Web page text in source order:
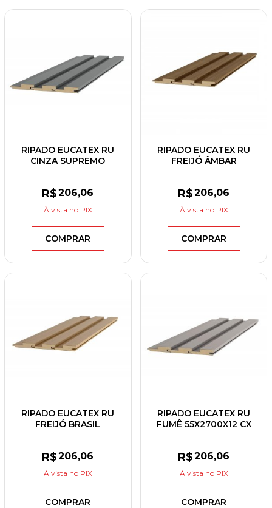
RIPADO EUCATEX RU
CINZA SUPREMO
R$206,06
À vista no PIX
COMPRAR
RIPADO EUCATEX RU
FREIJÓ ÂMBAR
R$206,06
À vista no PIX
COMPRAR
RIPADO EUCATEX RU
FREIJÓ BRASIL
R$206,06
À vista no PIX
COMPRAR
RIPADO EUCATEX RU
FUMÊ 55X2700X12 CX
R$206,06
À vista no PIX
COMPRAR